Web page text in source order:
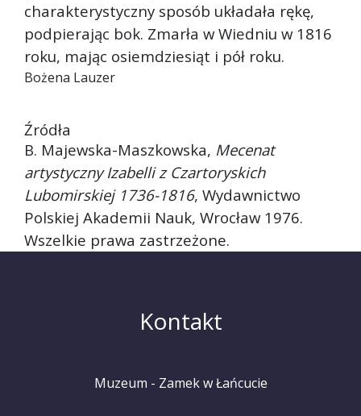
charakterystyczny sposób układała rękę,
podpierając bok. Zmarła w Wiedniu w 1816
roku, mając osiemdziesiąt i pół roku.
Bożena Lauzer
Źródła
B. Majewska-Maszkowska, Mecenat
artystyczny Izabelli z Czartoryskich
Lubomirskiej 1736-1816, Wydawnictwo
Polskiej Akademii Nauk, Wrocław 1976.
Wszelkie prawa zastrzeżone.
Kontakt
Muzeum - Zamek w Łańcucie